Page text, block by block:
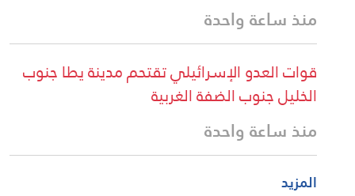
منذ ساعة واحدة
قوات العدو الإسرائيلي تقتحم مدينة يطا جنوب
الخليل جنوب الضفة الغربية
منذ ساعة واحدة
المزيد